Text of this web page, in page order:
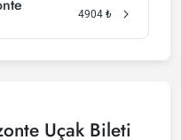
4904 ₺
Uçak Bileti